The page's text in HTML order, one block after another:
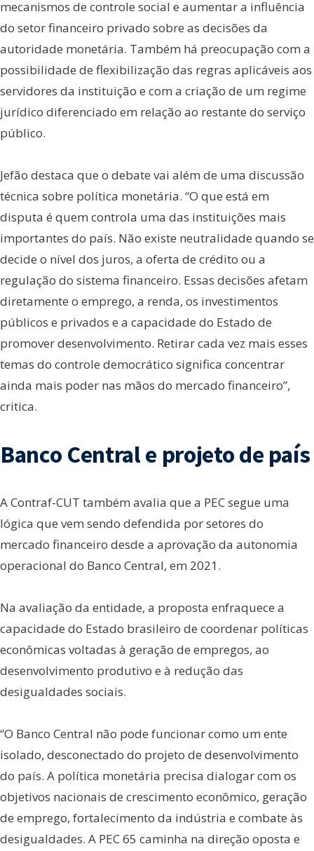
mecanismos de controle social e aumentar a influência
do setor financeiro privado sobre as decisões da
autoridade monetária. Também há preocupação com a
possibilidade de flexibilização das regras aplicáveis aos
servidores da instituição e com a criação de um regime
jurídico diferenciado em relação ao restante do serviço
público.
Jefão destaca que o debate vai além de uma discussão
técnica sobre política monetária. “O que está em
disputa é quem controla uma das instituições mais
importantes do país. Não existe neutralidade quando se
decide o nível dos juros, a oferta de crédito ou a
regulação do sistema financeiro. Essas decisões afetam
diretamente o emprego, a renda, os investimentos
públicos e privados e a capacidade do Estado de
promover desenvolvimento. Retirar cada vez mais esses
temas do controle democrático significa concentrar
ainda mais poder nas mãos do mercado financeiro”,
critica.
Banco Central e projeto de país
A Contraf-CUT também avalia que a PEC segue uma
lógica que vem sendo defendida por setores do
mercado financeiro desde a aprovação da autonomia
operacional do Banco Central, em 2021.
Na avaliação da entidade, a proposta enfraquece a
capacidade do Estado brasileiro de coordenar políticas
econômicas voltadas à geração de empregos, ao
desenvolvimento produtivo e à redução das
desigualdades sociais.
“O Banco Central não pode funcionar como um ente
isolado, desconectado do projeto de desenvolvimento
do país. A política monetária precisa dialogar com os
objetivos nacionais de crescimento econômico, geração
de emprego, fortalecimento da indústria e combate às
desigualdades. A PEC 65 caminha na direção oposta e